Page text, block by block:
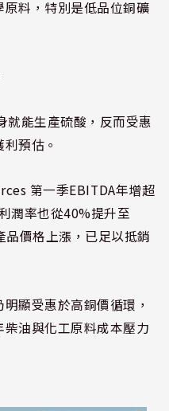
料，特別是低品位銅礦
能生產硫酸，反而受惠
預估。
第一季EBITDA年增超
潤率也從40%提升至
價格上漲，已足以抵銷
顯受惠於高銅價循環，
油與化工原料成本壓力